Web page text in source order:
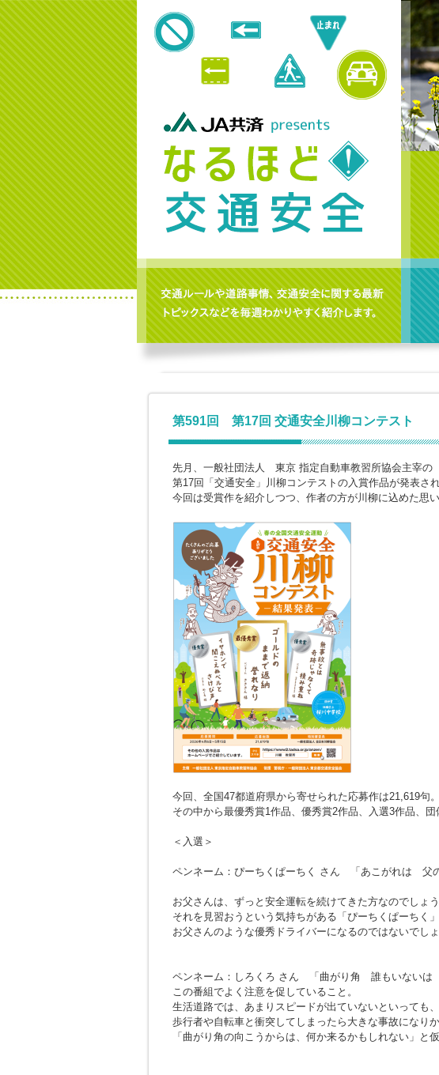
第591回 第17回 交通安全川柳コンテスト
先月、一般社団法人 東京 指定自動車教習所協会主宰の
第17回「交通安全」川柳コンテストの入賞作品が発表さ
今回は受賞作を紹介しつつ、作者の方が川柳に込めた思
今回、全国47都道府県から寄せられた応募作は21,619句。
その中から最優秀賞1作品、優秀賞2作品、入選3作品、団
＜入選＞
ペンネーム：ぴーちくぱーちく さん 「あこがれは 父
お父さんは、ずっと安全運転を続けてきた方なのでしょう
それを見習おうという気持ちがある「ぴーちくぱーちく」
お父さんのような優秀ドライバーになるのではないでしょ
ペンネーム：しろくろ さん
「曲がり角 誰もいないは
この番組でよく注意を促していること。
生活道路では、あまりスピードが出ていないといっても、
歩行者や自転車と衝突してしまったら大きな事故になりか
「曲がり角の向こうからは、何か来るかもしれない」と